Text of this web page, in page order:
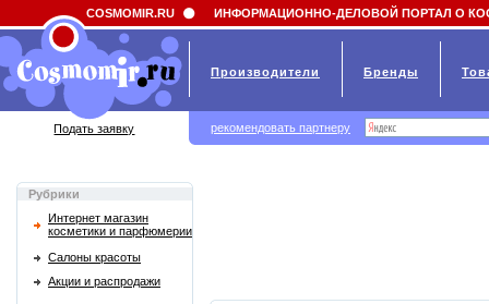
Field 'news_title' doesn't have a default value
Рубрики
Интернет магазин
косметики и парфюмерии
Салоны красоты
Акции и распродажи
COSMOMIR.RU ИНФОРМАЦИОННО-ДЕЛОВОЙ ПОРТАЛ О
Производители Бренды
Подать заявку рекомендовать партнеру